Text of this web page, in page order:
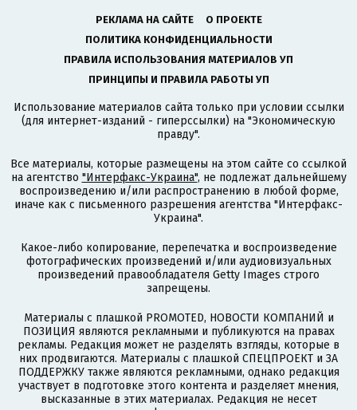
РЕКЛАМА НА САЙТЕ
О ПРОЕКТЕ
ПОЛИТИКА КОНФИДЕНЦИАЛЬНОСТИ
ПРАВИЛА ИСПОЛЬЗОВАНИЯ МАТЕРИАЛОВ УП
ПРИНЦИПЫ И ПРАВИЛА РАБОТЫ УП
Использование материалов сайта только при условии ссылки
(для интернет-изданий - гиперссылки) на "Экономическую
правду".
Все материалы, которые размещены на этом сайте со ссылкой
на агентство "Интерфакс-Украина", не подлежат дальнейшему
воспроизведению и/или распространению в любой форме,
иначе как с письменного разрешения агентства "Интерфакс-
Украина".
Какое-либо копирование, перепечатка и воспроизведение
фотографических произведений и/или аудиовизуальных
произведений правообладателя Getty Images строго
запрещены.
Материалы с плашкой PROMOTED, НОВОСТИ КОМПАНИЙ и
ПОЗИЦИЯ являются рекламными и публикуются на правах
рекламы. Редакция может не разделять взгляды, которые в
них продвигаются. Материалы с плашкой СПЕЦПРОЕКТ и ЗА
ПОДДЕРЖКУ также являются рекламными, однако редакция
участвует в подготовке этого контента и разделяет мнения,
высказанные в этих материалах. Редакция не несет